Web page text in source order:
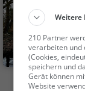
Weitere
210 Partner
verarbeiten und
(Cookies,
speichern und
Gerät können
Website